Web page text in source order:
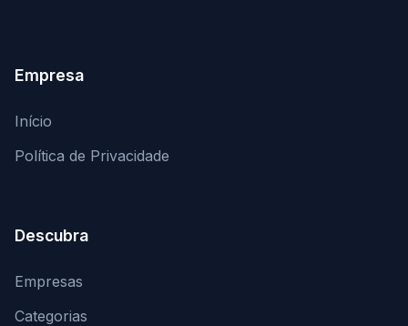
Empresa
Início
Política de Privacidade
Descubra
Empresas
Categorias